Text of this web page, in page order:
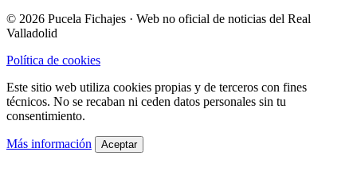
© 2026 Pucela Fichajes · Web no oficial de noticias del Real
Valladolid
Política de cookies
Este sitio web utiliza cookies propias y de terceros con fines
técnicos. No se recaban ni ceden datos personales sin tu
consentimiento.
Más información Aceptar